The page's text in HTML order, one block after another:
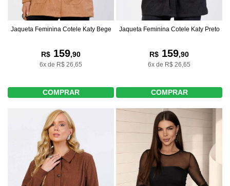
Jaqueta Feminina Cotele Katy Bege
R$ 159,90
6x de R$ 26,65
COMPRAR
Jaqueta Feminina Cotele Katy Preto
R$ 159,90
6x de R$ 26,65
COMPRAR